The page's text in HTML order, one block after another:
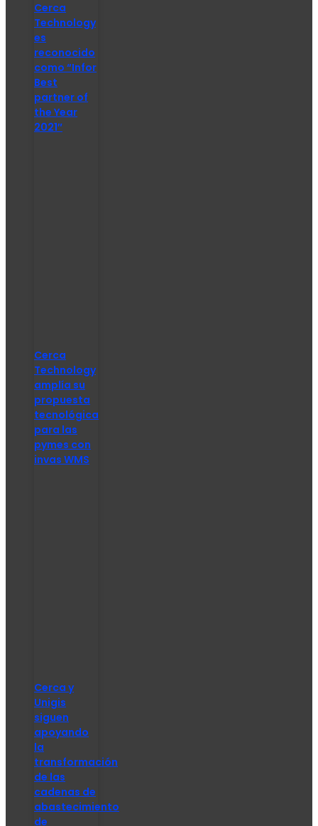
Cerca
Technology
es
reconocido
como “Infor
Best
partner of
the Year
2021″
Cerca
Technology
amplía su
propuesta
tecnológica
para las
pymes con
invas WMS
Cerca y
Unigis
siguen
apoyando
la
transformación
de las
cadenas de
abastecimiento
de